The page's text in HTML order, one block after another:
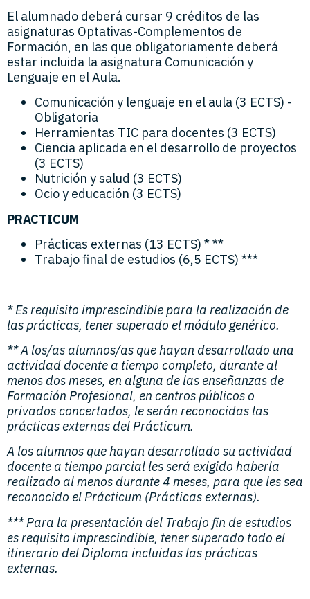
El alumnado deberá cursar 9 créditos de las
asignaturas Optativas-Complementos de
Formación, en las que obligatoriamente deberá
estar incluida la asignatura Comunicación y
Lenguaje en el Aula.
Comunicación y lenguaje en el aula (3 ECTS) -
Obligatoria
Herramientas TIC para docentes (3 ECTS)
Ciencia aplicada en el desarrollo de proyectos
(3 ECTS)
Nutrición y salud (3 ECTS)
Ocio y educación (3 ECTS)
PRACTICUM
Prácticas externas (13 ECTS) * **
Trabajo final de estudios (6,5 ECTS) ***
* Es requisito imprescindible para la realización de
las prácticas, tener superado el módulo genérico.
** A los/as alumnos/as que hayan desarrollado una
actividad docente a tiempo completo, durante al
menos dos meses, en alguna de las enseñanzas de
Formación Profesional, en centros públicos o
privados concertados, le serán reconocidas las
prácticas externas del Prácticum.
A los alumnos que hayan desarrollado su actividad
docente a tiempo parcial les será exigido haberla
realizado al menos durante 4 meses, para que les sea
reconocido el Prácticum (Prácticas externas).
*** Para la presentación del Trabajo fin de estudios
es requisito imprescindible, tener superado todo el
itinerario del Diploma incluidas las prácticas
externas.